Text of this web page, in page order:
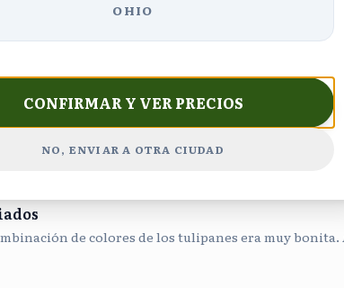
que es señal de frescura. Abrieron en un par de
increíble.
de colores de los tulipanes era muy
OHIO
CONFIRMAR Y VER PRECIOS
NO, ENVIAR A OTRA CIUDAD